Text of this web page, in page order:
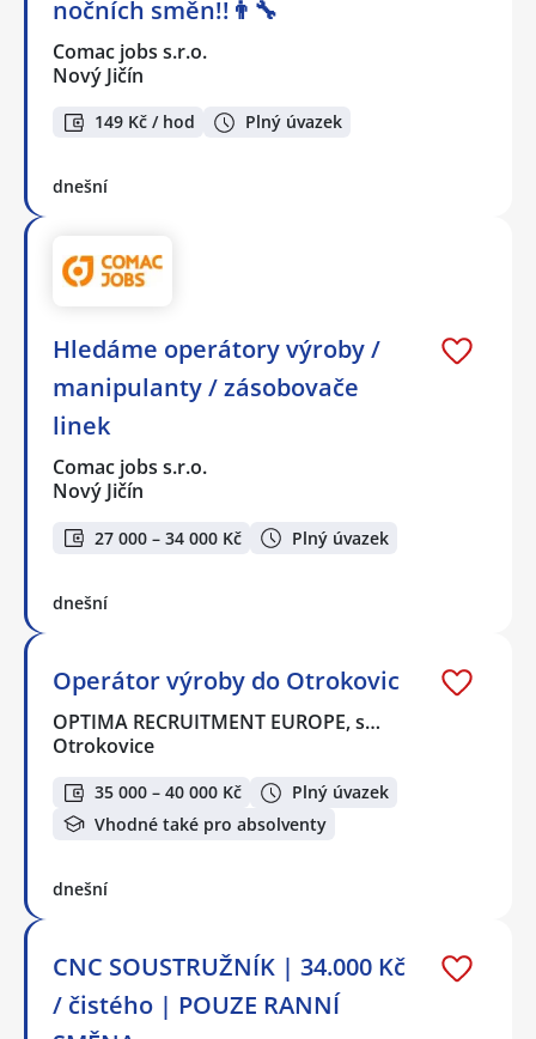
nočních směn!!👨‍🔧
Comac jobs s.r.o.
Nový Jičín
149 Kč / hod Plný úvazek
dnešní
Hledáme operátory výroby /
manipulanty / zásobovače
linek
Comac jobs s.r.o.
Nový Jičín
27 000 – 34 000 Kč Plný úvazek
dnešní
Operátor výroby do Otrokovic
OPTIMA RECRUITMENT EUROPE, s…
Otrokovice
35 000 – 40 000 Kč
Plný úvazek
Vhodné také pro absolventy
dnešní
CNC SOUSTRUŽNÍK | 34.000 Kč
/ čistého | POUZE RANNÍ